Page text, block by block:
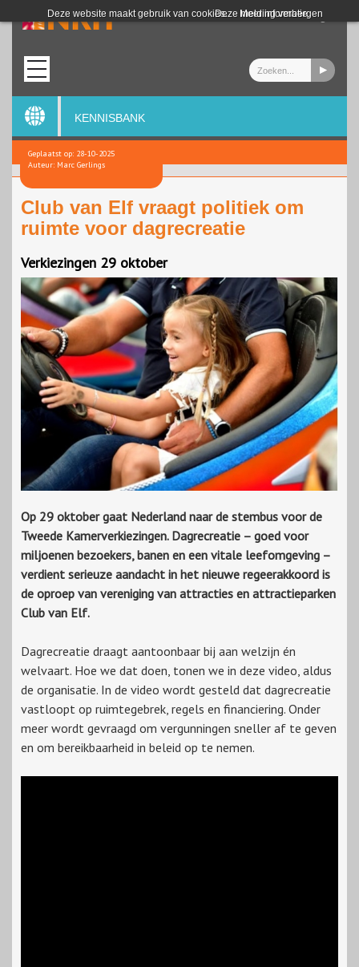
Deze website maakt gebruik van cookies. Meer informatie
Deze melding verbergen
Login
KENNISBANK
Geplaatst op: 28-10-2025
Auteur: Marc Gerlings
Club van Elf vraagt politiek om
ruimte voor dagrecreatie
Verkiezingen 29 oktober
Op 29 oktober gaat Nederland naar de stembus voor de
Tweede Kamerverkiezingen. Dagrecreatie – goed voor
miljoenen bezoekers, banen en een vitale leefomgeving –
verdient serieuze aandacht in het nieuwe regeerakkoord is
de oproep van vereniging van attracties en attractieparken
Club van Elf.
Dagrecreatie draagt aantoonbaar bij aan welzijn én
welvaart. Hoe we dat doen, tonen we in deze video, aldus
de organisatie. In de video wordt gesteld dat dagrecreatie
vastloopt op ruimtegebrek, regels en financiering. Onder
meer wordt gevraagd om vergunningen sneller af te geven
en om bereikbaarheid in beleid op te nemen.